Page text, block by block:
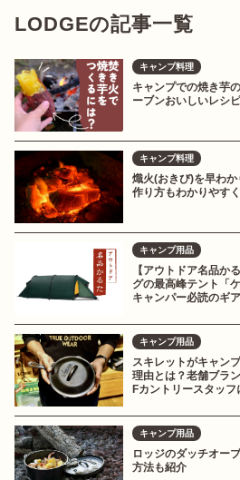
LODGEの記事一覧
キャンプ料理
キャンプでの焼き芋
ーブンおいしいレシピ
キャンプ料理
熾火(おきび)を早わ
作り方もわかりやす
キャンプ用品
【アウトドア名品か
グの最高峰テント「
キャンパー必読のギ
キャンプ用品
スキレットがキャン
理由とは？老舗ブラ
Fカントリースタッフ
キャンプ用品
ロッジのダッチオー
方法も紹介